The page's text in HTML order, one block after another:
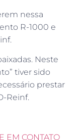
nessa
R-1000 e
Neste
tiver sido
prestar
Reinf.
EM CONTATO